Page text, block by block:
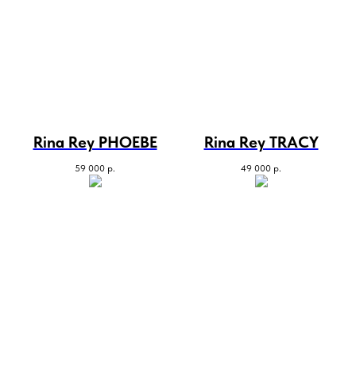
Rina Rey PHOEBE
59 000 р.
Rina Rey TRACY
49 000 р.